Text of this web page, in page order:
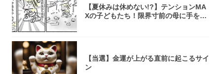
【夏休みは休めない!?】テンションMA
Xの子どもたち！限界寸前の母に手を差
【当選】金運が上がる直前に起こるサイ
ン